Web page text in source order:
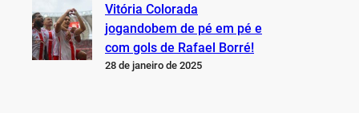
Vitória Colorada
jogandobem de pé em pé e
com gols de Rafael Borré!
28 de janeiro de 2025